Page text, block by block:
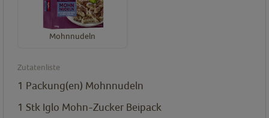
Mohnnudeln
Zutatenliste
1 Packung(en) Mohnnudeln
1 Stk Iglo Mohn-Zucker Beipack